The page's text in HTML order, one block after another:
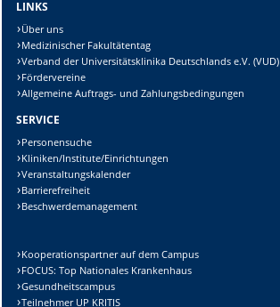
LINKS
Über uns
Medizinischer Fakultätentag
Verband der Universitätsklinika Deutschlands e.V. (VUD)
Fördervereine
Allgemeine Auftrags- und Zahlungsbedingungen
SERVICE
Personensuche
Kliniken/Institute/Einrichtungen
Veranstaltungskalender
Barrierefreiheit
Beschwerdemanagement
Kooperationspartner auf dem Campus
FOCUS: Top Nationales Krankenhaus
Gesundheitscampus
Teilnehmer UP KRITIS